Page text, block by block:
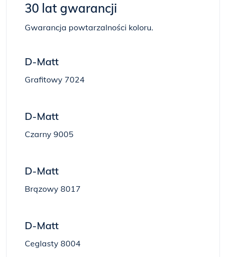
30 lat gwarancji
Gwarancja powtarzalności koloru.
D-Matt
Grafitowy 7024
D-Matt
Czarny 9005
D-Matt
Brązowy 8017
D-Matt
Ceglasty 8004